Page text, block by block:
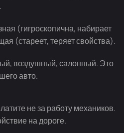
(гигроскопична, набирает
(стареет, теряет свойства).
воздушный, салонный. Это
авто.
не за работу механиков.
на дороге.